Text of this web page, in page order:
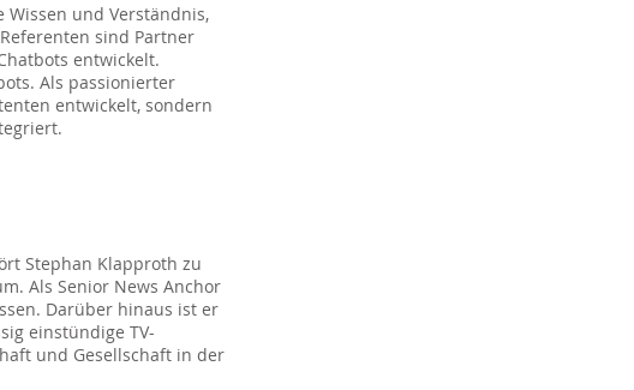
und Verständnis,
sind Partner
entwickelt.
Als passionierter
entwickelt, sondern
Stephan Klapproth zu
Als Senior News Anchor
Darüber hinaus ist er
einstündige TV-
und Gesellschaft in der